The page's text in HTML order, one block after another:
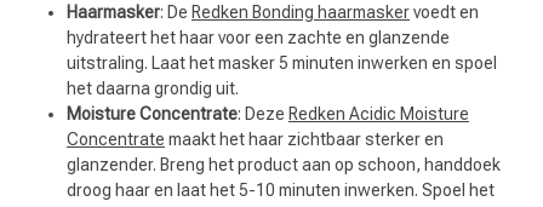
Haarmasker: De Redken Bonding haarmaskervoedt en
hydrateert het haar voor een zachte en glanzende
uitstraling. Laat het masker 5 minuten inwerken en spoel
het daarna grondig uit.
Moisture Concentrate: Deze Redken Acidic Moisture
Concentrate maakt het haar zichtbaar sterker en
glanzender. Breng het product aan op schoon, handdoek
droog haar en laat het 5-10 minuten inwerken. Spoel het